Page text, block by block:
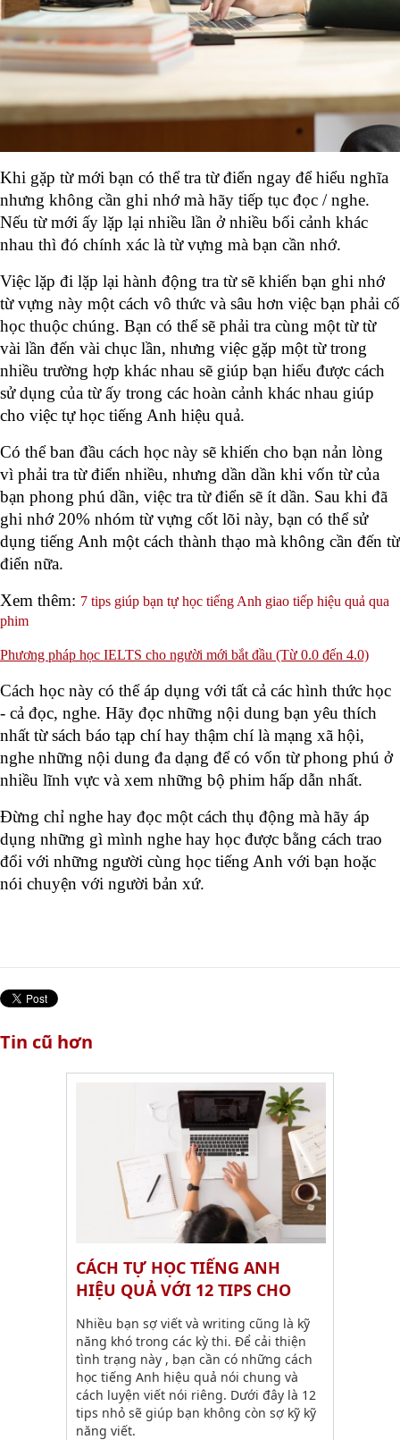
Khi gặp từ mới bạn có thể tra từ điển ngay để hiểu nghĩa
nhưng không cần ghi nhớ mà hãy tiếp tục đọc / nghe.
Nếu từ mới ấy lặp lại nhiều lần ở nhiều bối cảnh khác
nhau thì đó chính xác là từ vựng mà bạn cần nhớ.
Việc lặp đi lặp lại hành động tra từ sẽ khiến bạn ghi nhớ
từ vựng này một cách vô thức và sâu hơn việc bạn phải cố
học thuộc chúng. Bạn có thể sẽ phải tra cùng một từ từ
vài lần đến vài chục lần, nhưng việc gặp một từ trong
nhiều trường hợp khác nhau sẽ giúp bạn hiểu được cách
sử dụng của từ ấy trong các hoàn cảnh khác nhau giúp
cho việc tự học tiếng Anh hiệu quả.
Có thể ban đầu cách học này sẽ khiến cho bạn nản lòng
vì phải tra từ điển nhiều, nhưng dần dần khi vốn từ của
bạn phong phú dần, việc tra từ điển sẽ ít dần. Sau khi đã
ghi nhớ 20% nhóm từ vựng cốt lõi này, bạn có thể sử
dụng tiếng Anh một cách thành thạo mà không cần đến từ
điển nữa.
Xem thêm: 7 tips giúp bạn tự học tiếng Anh giao tiếp hiệu quả qua
phim
Phương pháp học IELTS cho người mới bắt đầu (Từ 0.0 đến 4.0)
Cách học này có thể áp dụng với tất cả các hình thức học
- cả đọc, nghe. Hãy đọc những nội dung bạn yêu thích
nhất từ sách báo tạp chí hay thậm chí là mạng xã hội,
nghe những nội dung đa dạng để có vốn từ phong phú ở
nhiều lĩnh vực và xem những bộ phim hấp dẫn nhất.
Đừng chỉ nghe hay đọc một cách thụ động mà hãy áp
dụng những gì mình nghe hay học được bằng cách trao
đổi với những người cùng học tiếng Anh với bạn hoặc
nói chuyện với người bản xứ.
Tin cũ hơn
CÁCH TỰ HỌC TIẾNG ANH
HIỆU QUẢ VỚI 12 TIPS CHO
NGƯỜI BẮT ĐẦU LUYỆN VIẾT
Nhiều bạn sợ viết và writing cũng là kỹ
năng khó trong các kỳ thi. Để cải thiện
tình trạng này , bạn cần có những cách
học tiếng Anh hiệu quả nói chung và
cách luyện viết nói riêng. Dưới đây là 12
tips nhỏ sẽ giúp bạn không còn sợ kỹ kỹ
năng viết.